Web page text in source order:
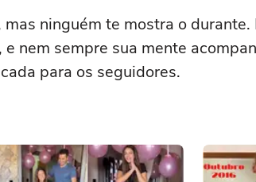
mas ninguém te mostra o
nem sempre sua mente
para os seguidores.